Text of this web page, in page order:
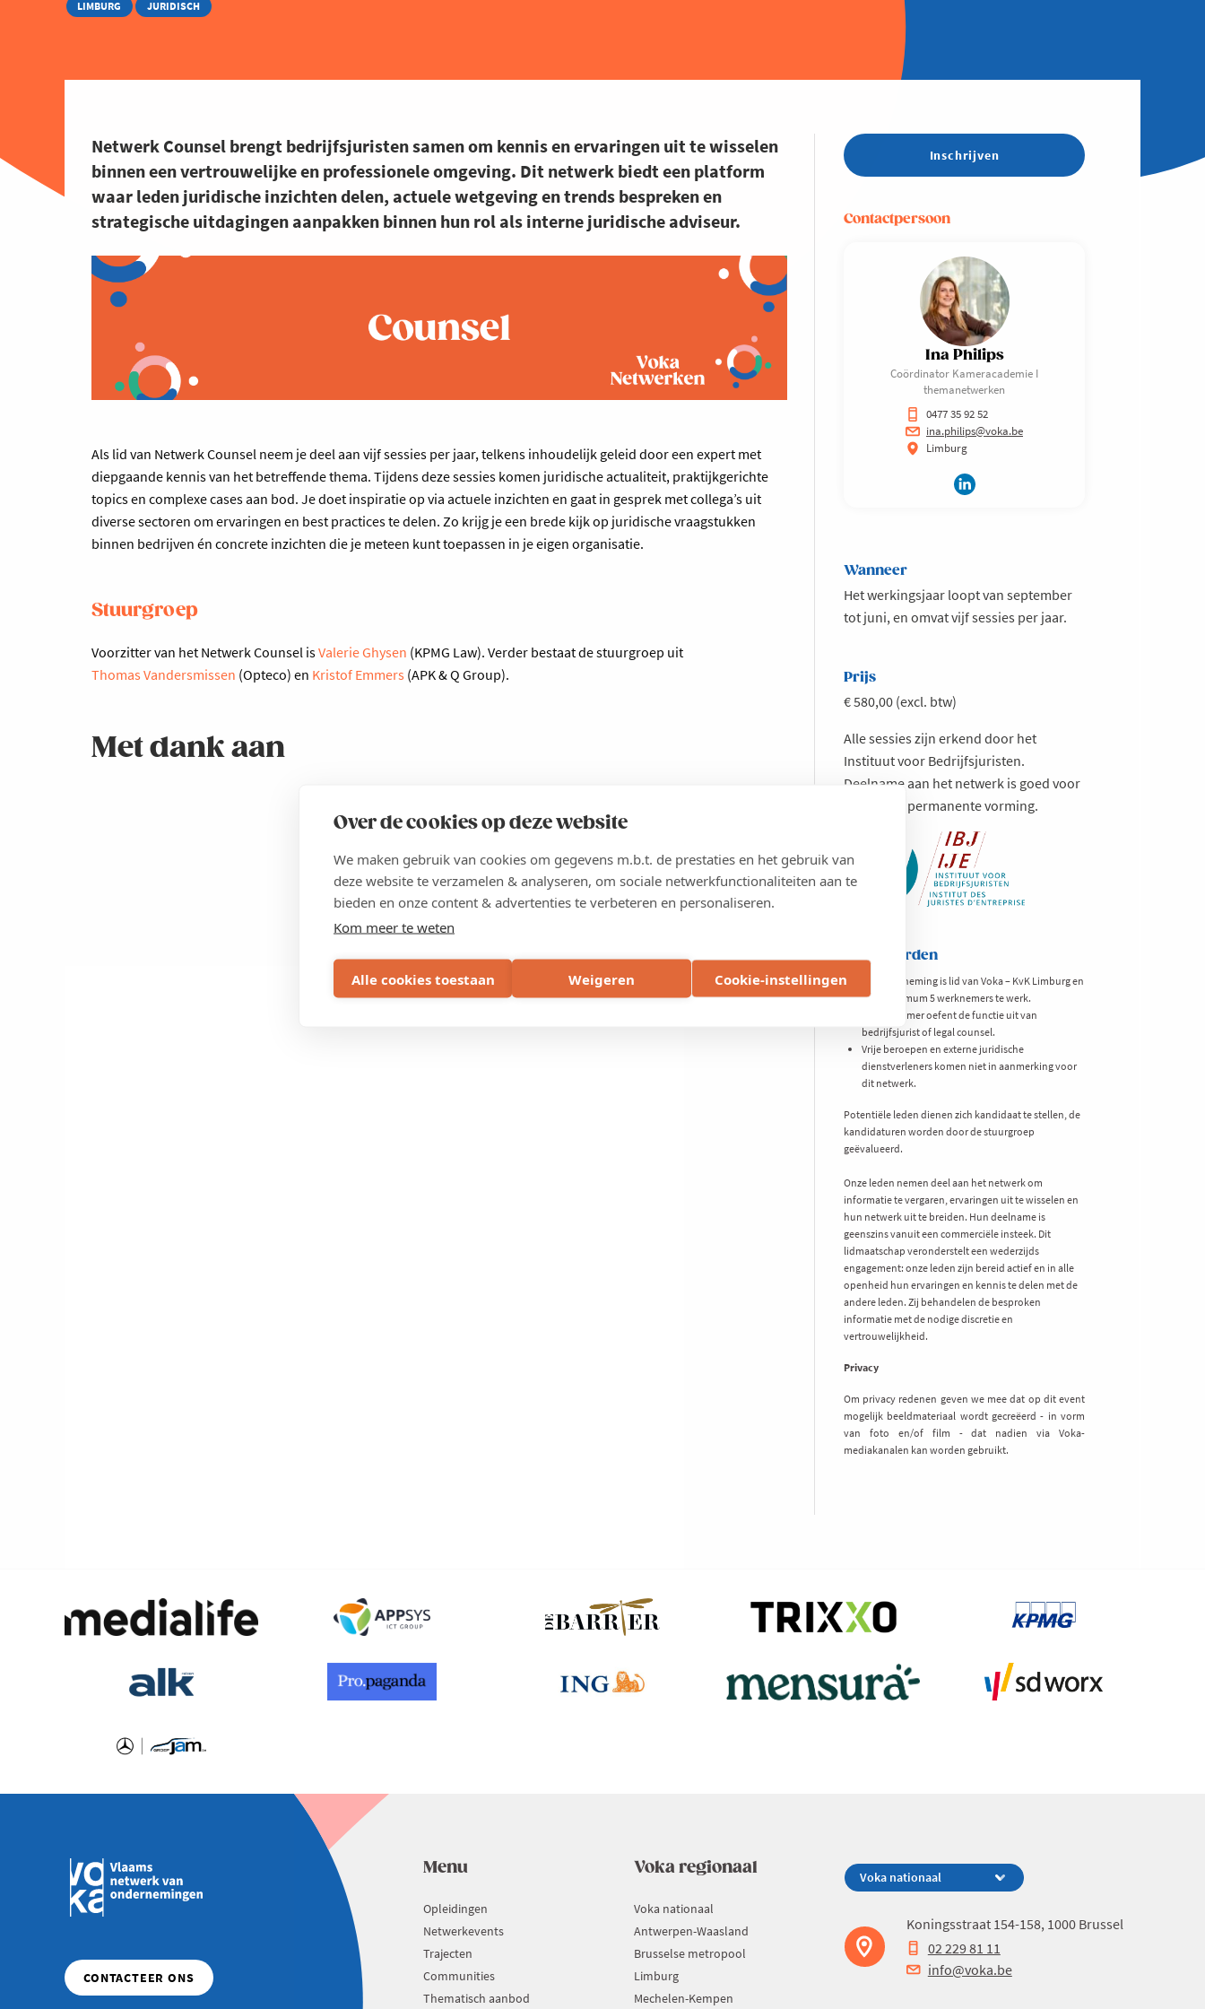
Over de cookies op deze website
We maken gebruik van cookies om gegevens m.b.t. de prestaties en het gebruik van
deze website te verzamelen & analyseren, om sociale netwerkfunctionaliteiten aan te
bieden en onze content & advertenties te verbeteren en personaliseren.
Kom meer te weten
Alle cookies toestaan Weigeren Cookie-instellingen
LIMBURG JURIDISCH
Netwerk Counsel brengt bedrijfsjuristen samen om kennis en ervaringen uit te wisselen
binnen een vertrouwelijke en professionele omgeving. Dit netwerk biedt een platform
waar leden juridische inzichten delen, actuele wetgeving en trends bespreken en
strategische uitdagingen aanpakken binnen hun rol als interne juridische adviseur.
Als lid van Netwerk Counsel neem je deel aan vijf sessies per jaar, telkens inhoudelijk geleid door een expert met
diepgaande kennis van het betreffende thema. Tijdens deze sessies komen juridische actualiteit, praktijkgerichte
topics en complexe cases aan bod. Je doet inspiratie op via actuele inzichten en gaat in gesprek met collega’s uit
diverse sectoren om ervaringen en best practices te delen. Zo krijg je een brede kijk op juridische vraagstukken
binnen bedrijven én concrete inzichten die je meteen kunt toepassen in je eigen organisatie.
Stuurgroep
Voorzitter van het Netwerk Counsel isValerie Ghysen (KPMG Law). Verder bestaat de stuurgroep uit
Thomas Vandersmissen (Opteco) en Kristof Emmers (APK & Q Group).
Met dank aan
Inschrijven
Contactpersoon
Ina Philips
Coördinator Kameracademie I
themanetwerken
0477 35 92 52
ina.philips@voka.be
Limburg
Wanneer
Het werkingsjaar loopt van september
tot juni, en omvat vijf sessies per jaar.
Prijs
€ 580,00 (excl. btw)
Alle sessies zijn erkend door het
Instituut voor Bedrijfsjuristen.
Deelname aan het netwerk is goed voor
10 punten permanente vorming.
Voorwaarden
De onderneming is lid van Voka – KvK Limburg en
stelt minimum 5 werknemers te werk.
De deelnemer oefent de functie uit van
bedrijfsjurist of legal counsel.
Vrije beroepen en externe juridische
dienstverleners komen niet in aanmerking voor
dit netwerk.
Potentiële leden dienen zich kandidaat te stellen, de
kandidaturen worden door de stuurgroep
geëvalueerd.
Onze leden nemen deel aan het netwerk om
informatie te vergaren, ervaringen uit te wisselen en
hun netwerk uit te breiden. Hun deelname is
geenszins vanuit een commerciële insteek. Dit
lidmaatschap veronderstelt een wederzijds
engagement: onze leden zijn bereid actief en in alle
openheid hun ervaringen en kennis te delen met de
andere leden. Zij behandelen de besproken
informatie met de nodige discretie en
vertrouwelijkheid.
Privacy
Om privacy redenen geven we mee dat op dit event
mogelijk beeldmateriaal wordt gecreëerd - in vorm
van foto en/of film - dat nadien via Voka-
mediakanalen kan worden gebruikt.
Menu
Opleidingen
Netwerkevents
Trajecten
Communities
Thematisch aanbod
Voka regionaal
Voka nationaal
Antwerpen-Waasland
Brusselse metropool
Limburg
Mechelen-Kempen
Koningsstraat 154-158, 1000 Brussel
02 229 81 11
info@voka.be